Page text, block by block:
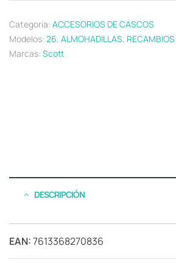
Categoría: ACCESORIOS DE CASCOS
Modelos: 26, ALMOHADILLAS,
Marcas: Scott
DESCRIPCIÓN
EAN:7613368270836